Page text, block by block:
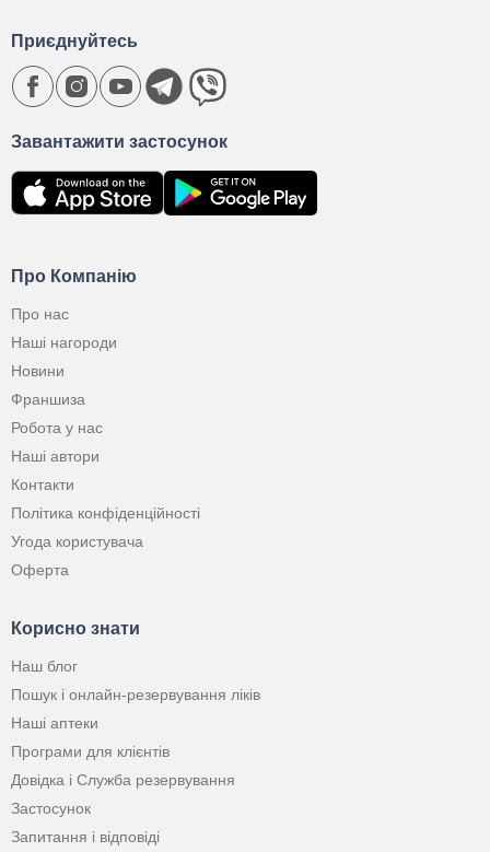
Про Компанію
Про нас
Наші нагороди
Новини
Франшиза
Робота у нас
Наші автори
Контакти
Політика конфіденційності
Угода користувача
Оферта
Корисно знати
Наш блог
Пошук і онлайн-резервування ліків
Наші аптеки
Програми для клієнтів
Довідка і Служба резервування
Застосунок
Запитання і відповіді
Завантажити застосунок
Приєднуйтесь